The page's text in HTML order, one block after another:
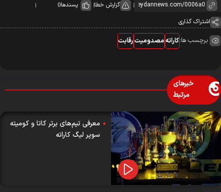
گزارش خطا پسندها0
اشتراک گذاری
برچسب ها:کاراتهمصدومیترقابت
خبرهای
مرتبط
معرفی تیم‌های برتر کاتا و کومیته
سوپر لیگ کاراته